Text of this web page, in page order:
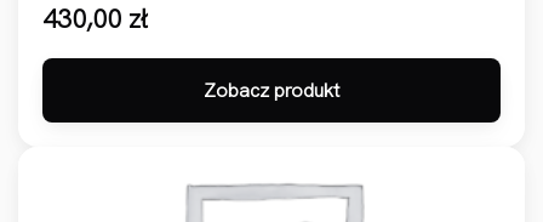
430,00 zł
Zobacz produkt